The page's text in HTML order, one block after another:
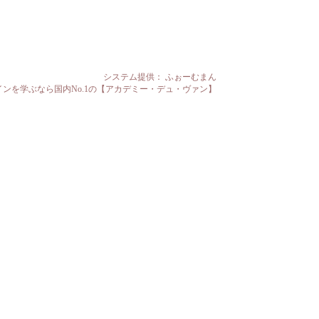
システム提供： ふぉーむまん
ンを学ぶなら国内No.1の【アカデミー・デュ・ヴァン】